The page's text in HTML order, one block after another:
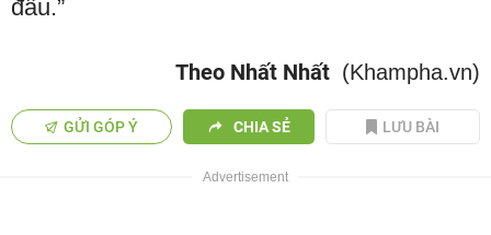
đấu.”
Theo Nhất Nhất (Khampha.vn)
GỬI GÓP Ý CHIA SẺ LƯU BÀI